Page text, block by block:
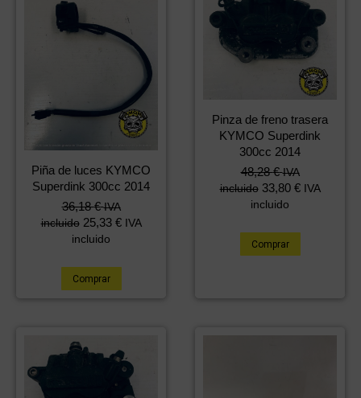
Piña de luces KYMCO
Superdink 300cc 2014
36,18€ IVA
incluido 25,33 € IVA
incluido
Comprar
Pinza de freno trasera
KYMCO Superdink
300cc 2014
48,28€ IVA
incluido 33,80 € IVA
incluido
Comprar